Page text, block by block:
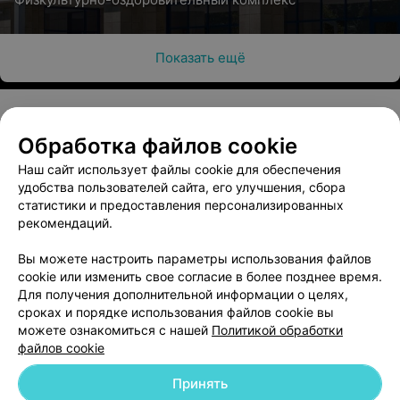
Абонемент на 1 месяц (8 занятий) в школу
Цена по запросу
Показать ещё
О проекте Новости проекта
Размещение рекламы
Медицинский маркетинг
Публичный договор
Пользовательское соглашение
Способы оплаты
Написать в поддержку
Персональные настройки cookie
Обработка персональных данных
Обработка файлов cookie
Наш сайт использует файлы cookie для обеспечения
удобства пользователей сайта, его улучшения, сбора
статистики и предоставления персонализированных
рекомендаций.
Вы можете настроить параметры использования файлов
cookie или изменить свое согласие в более позднее время.
Для получения дополнительной информации о целях,
сроках и порядке использования файлов cookie вы
можете ознакомиться с нашей Политикой обработки
файлов cookie
Принять